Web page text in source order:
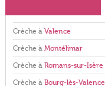
Crèche à Valence
Crèche à Montélimar
Crèche à Romans-sur-Isère
Crèche à Bourg-lès-Valence